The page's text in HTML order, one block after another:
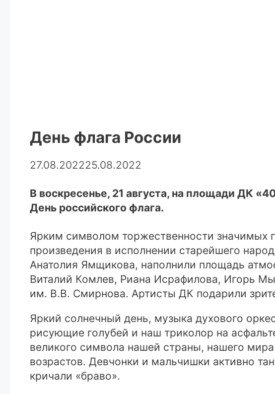
День флага России
27.08.202225.08.2022
В воскресенье, 21 августа, на площади ДК
День российского флага.
Ярким символом торжественности значимых
произведения в исполнении старейшего
Анатолия Ямщикова, наполнили площадь
Виталий Комлев, Риана Исрафилова, Игорь
им. В.В. Смирнова. Артисты ДК подарили
Яркий солнечный день, музыка духового
рисующие голубей и наш триколор на
великого символа нашей страны, нашего
возрастов. Девчонки и мальчишки активно
кричали «браво».